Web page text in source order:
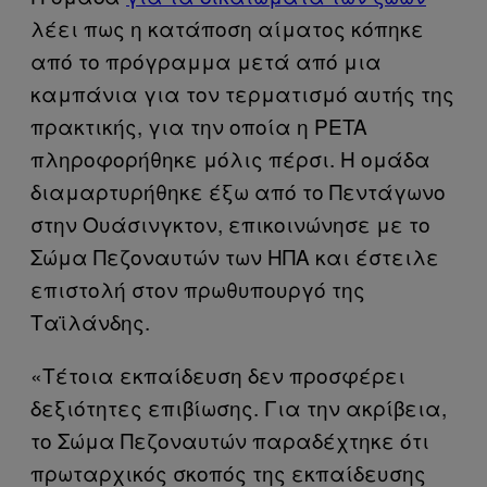
λέει πως η κατάποση αίματος κόπηκε
από το πρόγραμμα μετά από μια
καμπάνια για τον τερματισμό αυτής της
πρακτικής, για την οποία η PETA
πληροφορήθηκε μόλις πέρσι. Η ομάδα
διαμαρτυρήθηκε έξω από το Πεντάγωνο
στην Ουάσινγκτον, επικοινώνησε με το
Σώμα Πεζοναυτών των ΗΠΑ και έστειλε
επιστολή στον πρωθυπουργό της
Ταϊλάνδης.
«Τέτοια εκπαίδευση δεν προσφέρει
δεξιότητες επιβίωσης. Για την ακρίβεια,
το Σώμα Πεζοναυτών παραδέχτηκε ότι
πρωταρχικός σκοπός της εκπαίδευσης